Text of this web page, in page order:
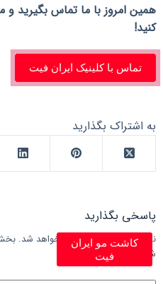
همین امروز با ما تماس بگیرید و
کنید!
تماس با کلینیک ایران فیت
به اشتراک بگذارید
پاسخی بگذارید
نشانی ایمیل شما منتشر نخواهد شد.
شده‌اند
کاشت مو ایران
فیت